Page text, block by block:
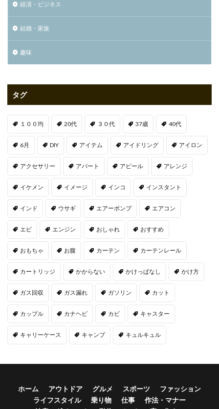
経済・ビジネス
結婚・家族
趣味
タグ
１００均 20代 ３０代 37歳 40代
6月 DIY アイテム アイドリング アイロン
アクセサリー アパート アピール アレンジ
イケメン イメージ インコ インスタント
インド ウサギ エアーポンプ エアコン
エビ エンジン おしゃれ おすすめ
おもちゃ お腹 カーテン カーテンレール
カートリッジ かからない かけっぱなし かけ方
ガス回収 ガス漏れ ガソリン カット
カップル カナヘビ カビ キャスター
キャリーケース キャンプ キュルキュル
ホーム アウトドア グルメ スポーツ
ファッション
ライフスタイル
乗り物 仕事
作法・マナー